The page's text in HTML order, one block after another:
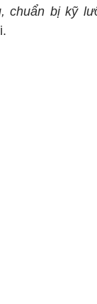
chuẩn bị kỹ